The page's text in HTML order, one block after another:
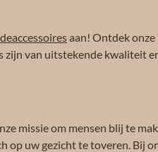
aan! Ontdek onze
zijn van uitstekende kwaliteit
missie om mensen blij te
op uw gezicht te toveren. Bij